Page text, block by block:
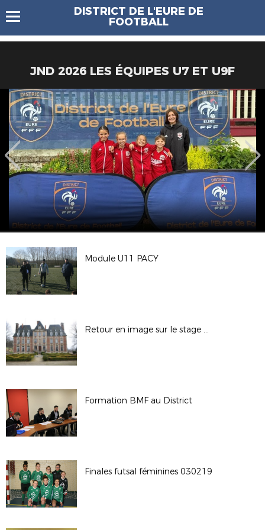
DISTRICT DE L'EURE DE
FOOTBALL
JND 2026 LES ÉQUIPES U7 ET U9F
Module U11 PACY
Retour en image sur le stage U13 U14
Formation BMF au District
Finales futsal féminines 030219